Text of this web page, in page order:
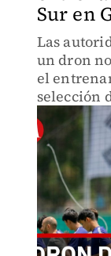
Sur en
Las
un dron
el
selección